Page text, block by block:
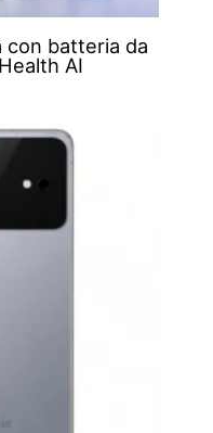
con batteria da
AI